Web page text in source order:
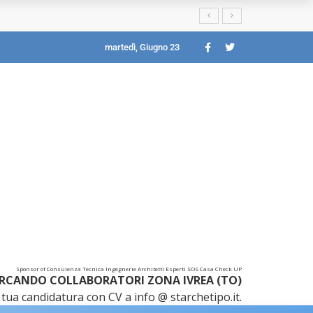
martedì, Giugno 23
Sponsor of Consulenza Tecnica Ingegnerie Architetti Esperti SOS Casa Check UP
COLLABORATORI ZONA IVREA (TO)
candidatura con CV a info @ starchetipo.it.